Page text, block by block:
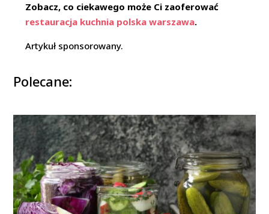
Zobacz, co ciekawego może Ci zaoferować
restauracja kuchnia polska warszawa.
Artykuł sponsorowany.
Polecane: